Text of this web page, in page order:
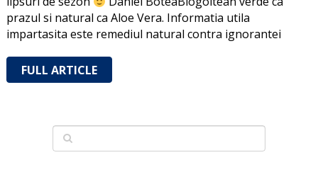
prazul si natural ca Aloe Vera. Informatia utila
impartasita este remediul natural contra ignorantei
FULL ARTICLE